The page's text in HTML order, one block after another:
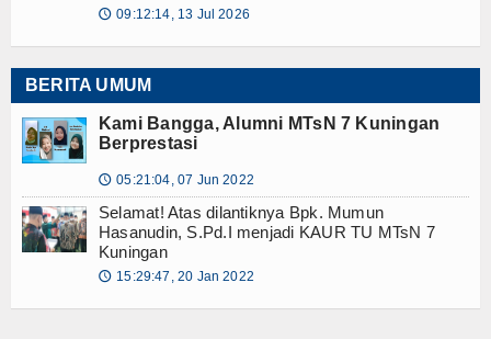
🕔 09:12:14, 13 Jul 2026
BERITA UMUM
Kami Bangga, Alumni MTsN 7 Kuningan
Berprestasi
🕔 05:21:04, 07 Jun 2022
Selamat! Atas dilantiknya Bpk. Mumun
Hasanudin, S.Pd.I menjadi KAUR TU MTsN 7
Kuningan
🕔 15:29:47, 20 Jan 2022